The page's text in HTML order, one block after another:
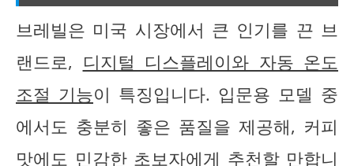
브레빌은 미국 시장에서 큰 인기를 끈 브
랜드로, 디지털 디스플레이와 자동 온도
조절 기능이 특징입니다. 입문용 모델 중
에서도 충분히 좋은 품질을 제공해, 커피
맛에도 민감한 초보자에게 추천할 만합니